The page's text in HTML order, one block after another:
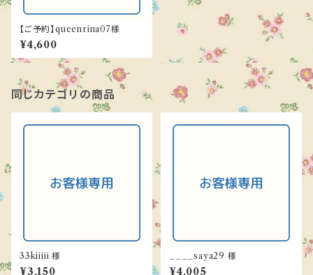
【ご予約】queenrina07様
¥4,600
同じカテゴリの商品
33kiiiii 様
¥3,150
____saya29 様
¥4,005